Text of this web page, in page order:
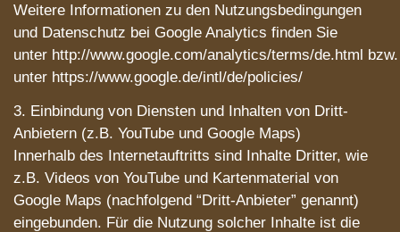
Weitere Informationen zu den Nutzungsbedingungen
und Datenschutz bei Google Analytics finden Sie
unter http://www.google.com/analytics/terms/de.html bzw.
unter https://www.google.de/intl/de/policies/
3. Einbindung von Diensten und Inhalten von Dritt-
Anbietern (z.B. YouTube und Google Maps)
Innerhalb des Internetauftritts sind Inhalte Dritter, wie
z.B. Videos von YouTube und Kartenmaterial von
Google Maps (nachfolgend “Dritt-Anbieter” genannt)
eingebunden. Für die Nutzung solcher Inhalte ist die